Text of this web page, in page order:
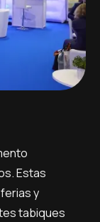
Estas
y
tabiques